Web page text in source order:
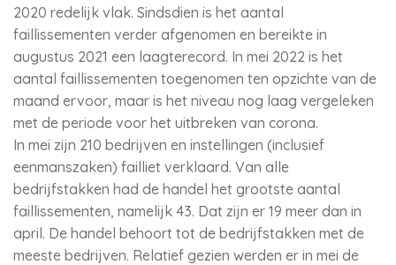
2020 redelijk vlak. Sindsdien is het aantal
faillissementen verder afgenomen en bereikte in
augustus 2021 een laagterecord. In mei 2022 is het
aantal faillissementen toegenomen ten opzichte van de
maand ervoor, maar is het niveau nog laag vergeleken
met de periode voor het uitbreken van corona.
In mei zijn 210 bedrijven en instellingen (inclusief
eenmanszaken) failliet verklaard. Van alle
bedrijfstakken had de handel het grootste aantal
faillissementen, namelijk 43. Dat zijn er 19 meer dan in
april. De handel behoort tot de bedrijfstakken met de
meeste bedrijven. Relatief gezien werden er in mei de